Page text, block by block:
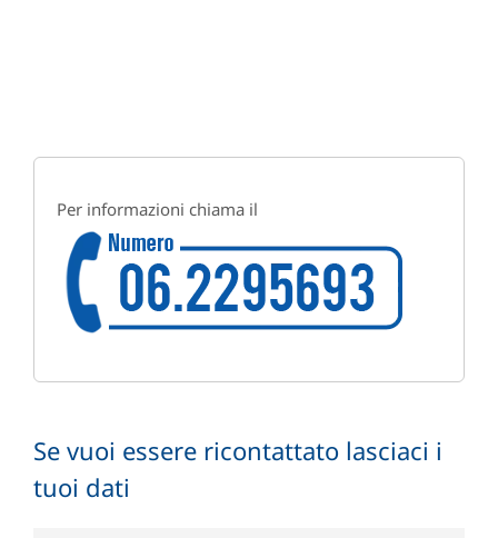
Per informazioni chiama il
Se vuoi essere ricontattato lasciaci i
tuoi dati